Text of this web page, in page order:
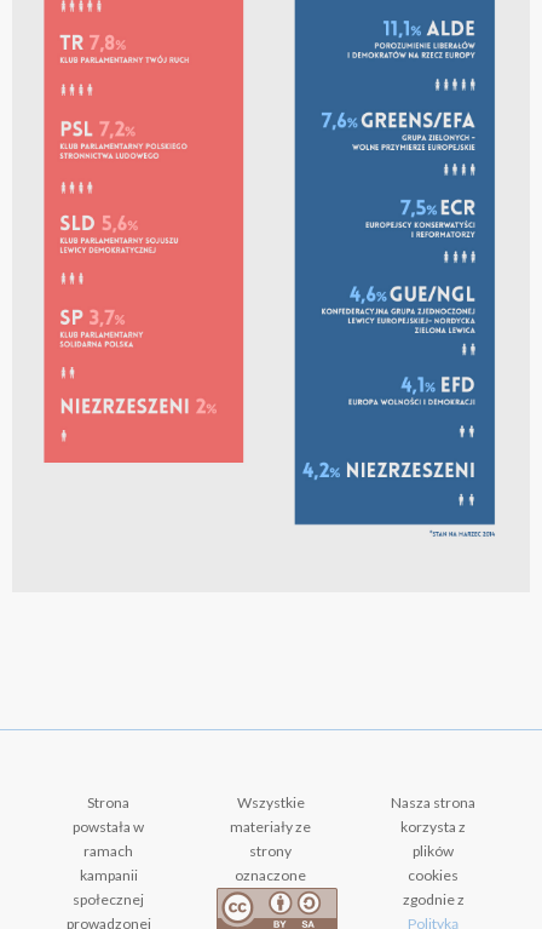
Strona
powstała w
ramach
kampanii
społecznej
prowadzonej
Wszystkie
materiały ze
strony
oznaczone
Nasza strona
korzysta z
plików
cookies
zgodnie z
Polityką